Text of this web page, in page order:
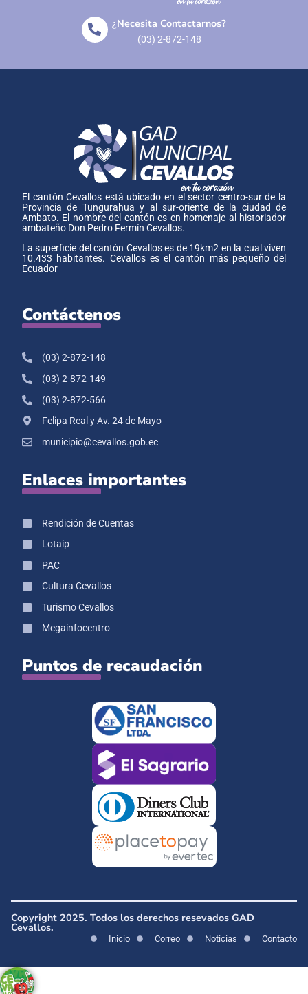
¿Necesita Contactarnos?
(03) 2-872-148
El cantón Cevallos está ubicado en el sector centro-sur de la
Provincia de Tungurahua y al sur-oriente de la ciudad de
Ambato. El nombre del cantón es en homenaje al historiador
ambateño Don Pedro Fermín Cevallos.
La superficie del cantón Cevallos es de 19km2 en la cual viven
10.433 habitantes. Cevallos es el cantón más pequeño del
Ecuador
Contáctenos
(03) 2-872-148
(03) 2-872-149
(03) 2-872-566
Felipa Real y Av. 24 de Mayo
municipio@cevallos.gob.ec
Enlaces importantes
Rendición de Cuentas
Lotaip
PAC
Cultura Cevallos
Turismo Cevallos
Megainfocentro
Puntos de recaudación
Copyright 2025. Todos los derechos resevados GAD
Cevallos.
Inicio Correo Noticias Contacto